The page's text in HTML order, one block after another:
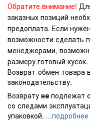
Обратите внимание!
заказных позиций
предоплата. Если
возможности сделать
менеджерами,
размеру готовый кусок.
Возврат-обмен товара
законодательству.
Возврату не подлежат
со следами
упаковкой. ...подробнее